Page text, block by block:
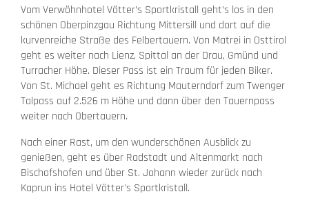
Vom Verwöhnhotel Vötter’s Sportkristall geht’s los in den
schönen Oberpinzgau Richtung Mittersill und dort auf die
kurvenreiche Straße des Felbertauern. Von Matrei in Osttirol
geht es weiter nach Lienz, Spittal an der Drau, Gmünd und
Turracher Höhe. Dieser Pass ist ein Traum für jeden Biker.
Von St. Michael geht es Richtung Mauterndorf zum Twenger
Talpass auf 2.526 m Höhe und dann über den Tauernpass
weiter nach Obertauern.
Nach einer Rast, um den wunderschönen Ausblick zu
genießen, geht es über Radstadt und Altenmarkt nach
Bischofshofen und über St. Johann wieder zurück nach
Kaprun ins Hotel Vötter's Sportkristall.